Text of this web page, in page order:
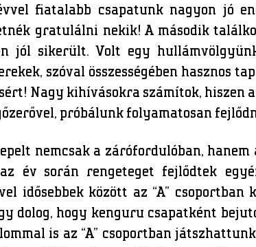
fiatalabb csapatunk nagyon jó
gratulálni nekik! A második
jól sikerült. Volt egy
szóval összességében hasznos
Nagy kihívásokra számítok, hiszen
próbálunk folyamatosan
nemcsak a zárófordulóban, hanem
év során rengeteget fejlődtek
idősebbek között az “A” csoportban
dolog, hogy kenguru csapatként
is az “A” csoportban